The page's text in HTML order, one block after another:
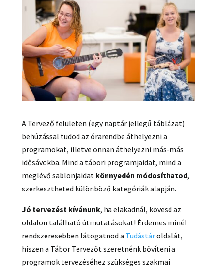
A Tervező felületen (egy naptár jellegű táblázat)
behúzással tudod az órarendbe áthelyezni a
programokat, illetve onnan áthelyezni más-más
idősávokba. Mind a tábori programjaidat, mind a
meglévő sablonjaidat könnyedén módosíthatod,
szerkesztheted különböző kategóriák alapján.
Jó tervezést kívánunk, ha elakadnál, kövesd az
oldalon található útmutatásokat! Érdemes minél
rendszeresebben látogatnod a Tudástároldalát,
hiszen a Tábor Tervezőt szeretnénk bővíteni a
programok tervezéséhez szükséges szakmai